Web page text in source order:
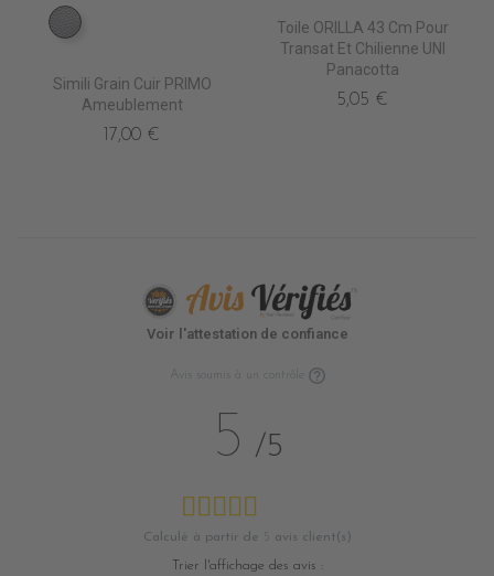
EN6000 ARGENT
Simili Grain Cuir PRIMO
Ameublement
17,00 €
Toile ORILLA 43 Cm Pour
Transat Et Chilienne UNI
Panacotta
5,05 €
Voir l'attestation de confiance
Avis soumis à un contrôle
5 /5
Calculé à partir de avis client(s)
Trier l'affichage des avis :